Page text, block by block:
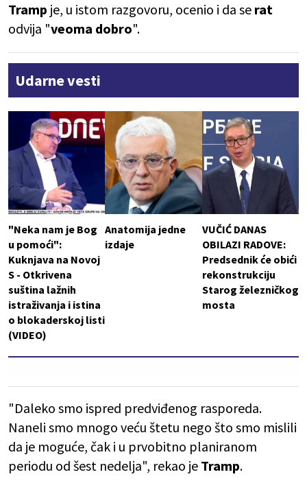
Tramp je, u istom razgovoru, ocenio i da se rat
odvija "veoma dobro".
Udarne vesti
"Neka nam je Bog
u pomoći":
Kuknjava na Novoj
S - Otkrivena
suština lažnih
istraživanja i istina
o blokaderskoj listi
(VIDEO)
Anatomija jedne
izdaje
VUČIĆ DANAS
OBILAZI RADOVE:
Predsednik će obići
rekonstrukciju
Starog železničkog
mosta
"Daleko smo ispred predviđenog rasporeda.
Naneli smo mnogo veću štetu nego što smo mislili
da je moguće, čak i u prvobitno planiranom
periodu od šest nedelja", rekao je Tramp.